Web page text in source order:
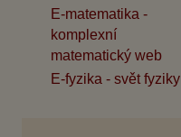
E-matematika -
komplexní
matematický web
E-fyzika - svět fyziky